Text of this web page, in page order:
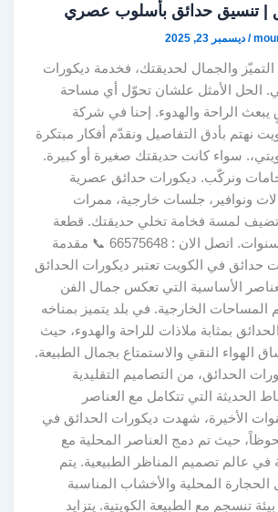
| تنسيق حدائق بأسلوب عصري
/ديسمبر 23, 2025
التميّز والجمال لحديقتك، فخدمة ديكورات
الحل الأمثل علشان تحوّل أي مساحة
يبعث الراحة والهدوء. إحنا في شركة
نهتم بأدق التفاصيل ونقدّم أفكار مبتكرة
سواء كانت حديقتك صغيرة أو كبيرة.
ونركّب. ديكورات حدائق عصرية
ونوافير، جلسات خارجية، ممرات
تضيف لمسة فخامة تخلي حديقتك. قطعة
فنية تعيش معاك سنوات. اتصل الان : 66575648 📞 مقدمة
حدائق في الكويت تعتبر ديكورات الحدائق
الأساسية التي تعكس جمال الفن
المساحات الخارجية. في بلد يتميز بمناخه
بمثابة ملاذات للراحة والهدوء، حيث
الهواء النقي والاستمتاع بجمال الطبيعة.
الحدائق، من التصاميم التقليدية
الحديثة التي تتكامل مع العناصر
الأخيرة، شهدت ديكورات الحدائق في
حيث تم دمج العناصر المحلية مع
في عالم تصميم المناظر الطبيعية. يتم
الحجارة المحلية والأخشاب المناسبة
تنسجم مع الطبيعة الكويتية. يتزايد